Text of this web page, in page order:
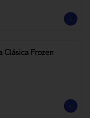
Clásica Frozen